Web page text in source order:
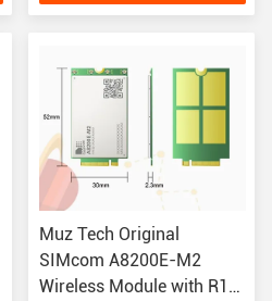
Muz Tech Original
SIMcom A8200E-M2
Wireless Module with R16